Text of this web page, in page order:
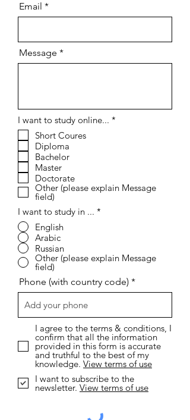
Email
Message
I want to study online... *
Short Coures
Diploma
Bachelor
Master
Doctorate
Other (please explain Message
field)
I want to study in ... *
English
Arabic
Russian
Other (please explain Message
field)
Phone (with country code)
I agree to the terms & conditions, I
confirm that all the information
provided in this form is accurate
and truthful to the best of my
knowledge. View terms of use
I want to subscribe to the
newsletter. View terms of use